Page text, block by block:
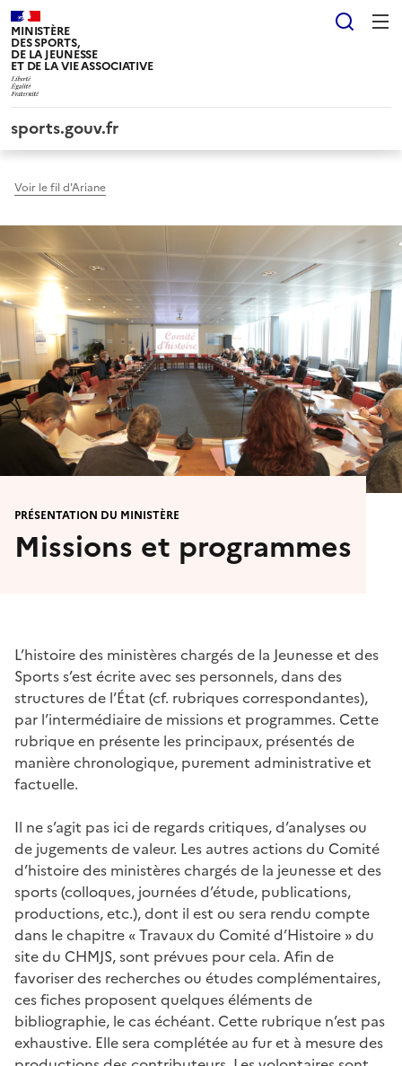
MINISTÈRE
DES SPORTS,
DE LA JEUNESSE
ET DE LA VIE ASSOCIATIVE
sports.gouv.fr
Voir le fil d'Ariane
PRÉSENTATION DU MINISTÈRE
Missions et programmes
L’histoire des ministères chargés de la Jeunesse et des
Sports s’est écrite avec ses personnels, dans des
structures de l’État (cf. rubriques correspondantes),
par l’intermédiaire de missions et programmes. Cette
rubrique en présente les principaux, présentés de
manière chronologique, purement administrative et
factuelle.
Il ne s’agit pas ici de regards critiques, d’analyses ou
de jugements de valeur. Les autres actions du Comité
d’histoire des ministères chargés de la jeunesse et des
sports (colloques, journées d’étude, publications,
productions, etc.), dont il est ou sera rendu compte
dans le chapitre « Travaux du Comité d’Histoire » du
site du CHMJS, sont prévues pour cela. Afin de
favoriser des recherches ou études complémentaires,
ces fiches proposent quelques éléments de
bibliographie, le cas échéant. Cette rubrique n’est pas
exhaustive. Elle sera complétée au fur et à mesure des
Panneau de gestion des cookies tarteaucitron